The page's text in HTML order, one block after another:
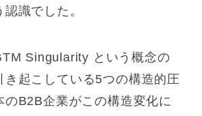
識でした。
Singularity という概念の
き起こしている5つの構造的圧
のB2B企業がこの構造変化に